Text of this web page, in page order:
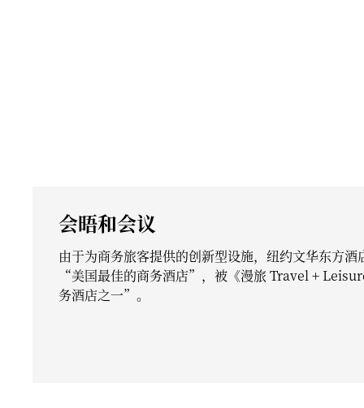
会晤和会议
由于为商务旅客提供的创新型设施，纽约文华东方
“美国最佳的商务酒店”，被《漫旅 Travel +
务酒店之一”。